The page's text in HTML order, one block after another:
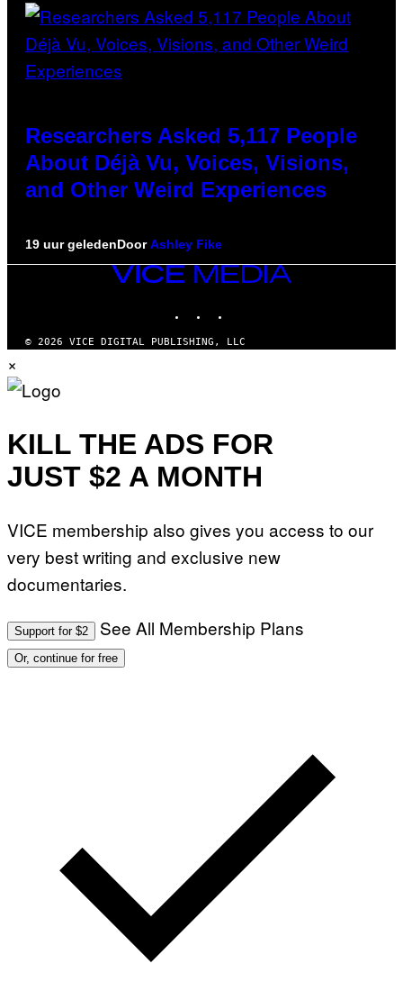
Researchers Asked 5,117 People
About Déjà Vu, Voices, Visions,
and Other Weird Experiences
19 uur geledenDoorAshley Fike
VICE
© 2026 VICE DIGITAL PUBLISHING, LLC
×
KILL THE ADS FOR
JUST $2 A MONTH
VICE membership also gives you access to our
very best writing and exclusive new
documentaries.
Support for $2 See All Membership Plans
Or, continue for free